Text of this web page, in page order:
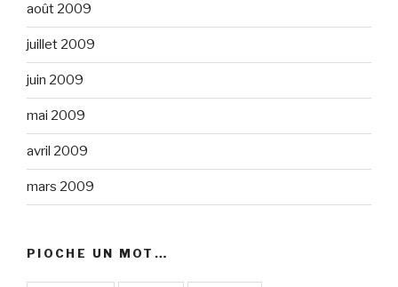
août 2009
juillet 2009
juin 2009
mai 2009
avril 2009
mars 2009
PIOCHE UN MOT…